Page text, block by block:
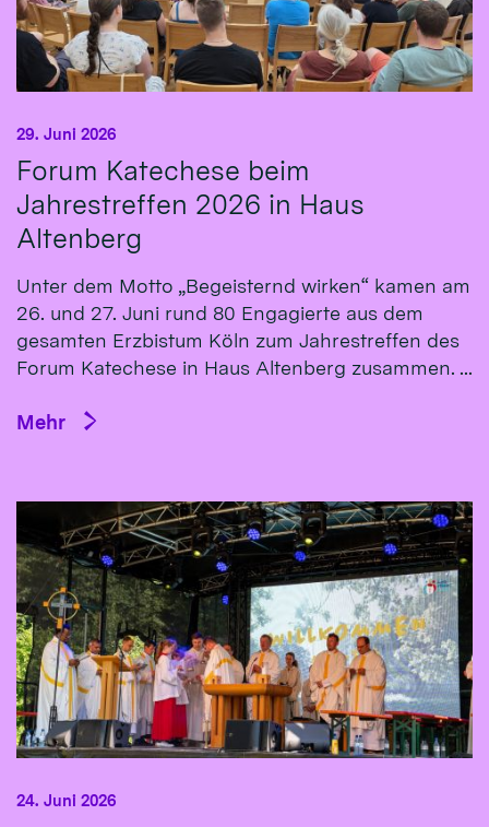
Forum Katechese beim
Jahrestreffen 2026 in Haus
Altenberg
29. Juni 2026
Unter dem Motto „Begeisternd wirken“ kamen am
26. und 27. Juni rund 80 Engagierte aus dem
gesamten Erzbistum Köln zum Jahrestreffen des
Forum Katechese in Haus Altenberg zusammen. ...
Mehr
24. Juni 2026